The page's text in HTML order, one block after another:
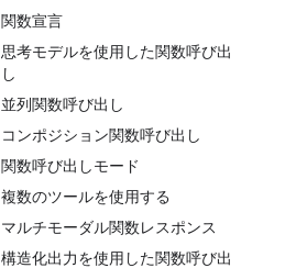
関数宣言
思考モデルを使用した関数呼び出
し
並列関数呼び出し
コンポジション関数呼び出し
関数呼び出しモード
複数のツールを使用する
マルチモーダル関数レスポンス
構造化出力を使用した関数呼び出